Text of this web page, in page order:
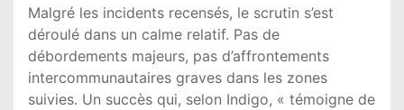
Malgré les incidents recensés, le scrutin s’est
déroulé dans un calme relatif. Pas de
débordements majeurs, pas d’affrontements
intercommunautaires graves dans les zones
suivies. Un succès qui, selon Indigo, « témoigne de